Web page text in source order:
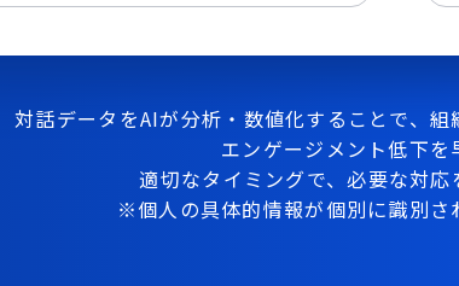
対話データをAIが分析・数値化することで、組
エンゲージメント低下を
適切なタイミングで、必要な対応
※個人の具体的情報が個別に識別さ